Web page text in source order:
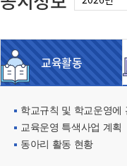
교육활동
학교규칙 및 학교운영에
교육운영 특색사업 계획
동아리 활동 현황